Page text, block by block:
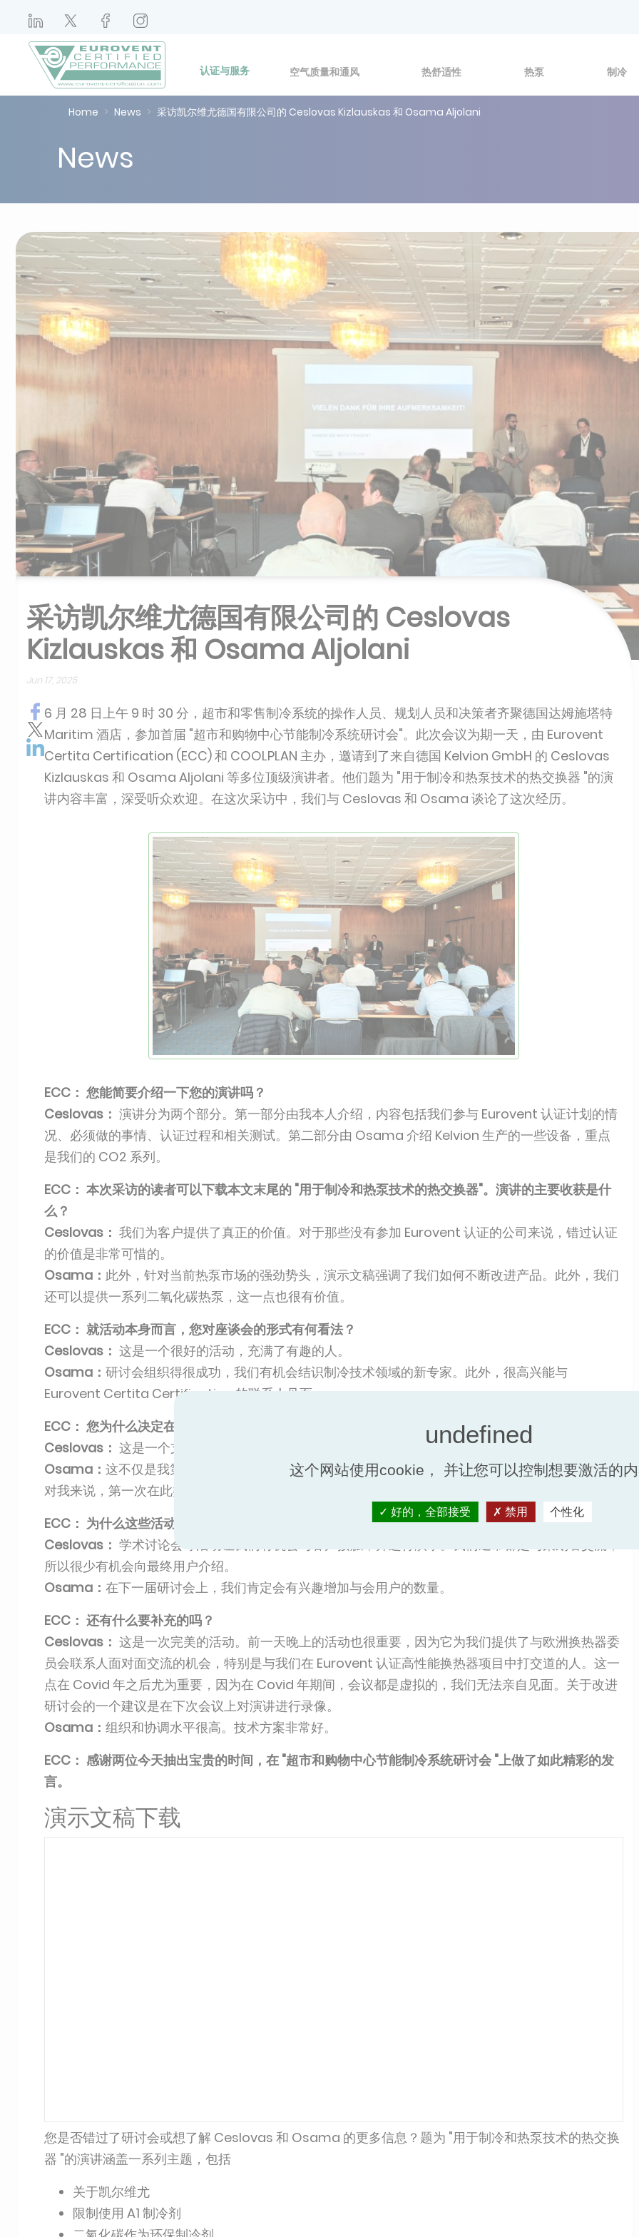
认证与服务 空气质量和通风 热舒适性 热泵 制冷
Home News 采访凯尔维尤德国有限公司的 Ceslovas Kizlauskas 和 Osama Aljolani
News
采访凯尔维尤德国有限公司的 Ceslovas
Kizlauskas 和 Osama Aljolani
Jun 17, 2025
6 月 28 日上午 9 时 30 分，超市和零售制冷系统的操作人员、规划人员和决策者齐聚德国达姆施塔特
Maritim 酒店，参加首届 "超市和购物中心节能制冷系统研讨会"。此次会议为期一天，由 Eurovent
Certita Certification (ECC) 和 COOLPLAN 主办，邀请到了来自德国 Kelvion GmbH 的 Ceslovas
Kizlauskas 和 Osama Aljolani 等多位顶级演讲者。他们题为 "用于制冷和热泵技术的热交换器 "的演
讲内容丰富，深受听众欢迎。在这次采访中，我们与 Ceslovas 和 Osama 谈论了这次经历。
ECC： 您能简要介绍一下您的演讲吗？
Ceslovas： 演讲分为两个部分。第一部分由我本人介绍，内容包括我们参与 Eurovent 认证计划的情
况、必须做的事情、认证过程和相关测试。第二部分由 Osama 介绍 Kelvion 生产的一些设备，重点
是我们的 CO2 系列。
ECC： 本次采访的读者可以下载本文末尾的 "用于制冷和热泵技术的热交换器"。演讲的主要收获是什
么？
Ceslovas： 我们为客户提供了真正的价值。对于那些没有参加 Eurovent 认证的公司来说，错过认证
的价值是非常可惜的。
Osama： 此外，针对当前热泵市场的强劲势头，演示文稿强调了我们如何不断改进产品。此外，我们
还可以提供一系列二氧化碳热泵，这一点也很有价值。
ECC： 就活动本身而言，您对座谈会的形式有何看法？
Ceslovas： 这是一个很好的活动，充满了有趣的人。
Osama： 研讨会组织得很成功，我们有机会结识制冷技术领域的新专家。此外，很高兴能与
Eurovent Certita Certification 的联系人见面。
ECC： 您为什么决定在活动上发言？
Ceslovas： 这是一个支持 Eurovent 和支持我们市场份额的好机会。
Osama： 这不仅是我第一次有机会直接向客户发表演讲，也是我第一次用德语向德国听众发表演讲。
对我来说，第一次在此类活动中发表演讲非常好！
ECC： 为什么这些活动很重要？
Ceslovas： 学术讨论会等活动让我们有机会与客户接触，并进行演示。我们通常都是与策划者交流，
所以很少有机会向最终用户介绍。
Osama： 在下一届研讨会上，我们肯定会有兴趣增加与会用户的数量。
ECC： 还有什么要补充的吗？
Ceslovas： 这是一次完美的活动。前一天晚上的活动也很重要，因为它为我们提供了与欧洲换热器委
员会联系人面对面交流的机会，特别是与我们在 Eurovent 认证高性能换热器项目中打交道的人。这一
点在 Covid 年之后尤为重要，因为在 Covid 年期间，会议都是虚拟的，我们无法亲自见面。关于改进
研讨会的一个建议是在下次会议上对演讲进行录像。
Osama： 组织和协调水平很高。技术方案非常好。
ECC： 感谢两位今天抽出宝贵的时间，在 "超市和购物中心节能制冷系统研讨会 "上做了如此精彩的发
言。
演示文稿下载
您是否错过了研讨会或想了解 Ceslovas 和 Osama 的更多信息？题为 "用于制冷和热泵技术的热交换
器 "的演讲涵盖一系列主题，包括
关于凯尔维尤
限制使用 A1 制冷剂
这个网站使用cookie， 并让您可以控制想要激活的
好的，全部接受 禁用 个性化